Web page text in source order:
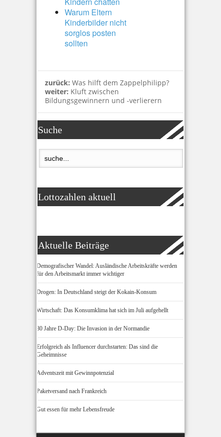
Warum Eltern
Kinderbilder nicht
sorglos posten
sollten
zurück: Was hilft dem Zappelphilipp?
weiter: Kluft zwischen
Bildungsgewinnern und -verlierern
Suche
Lottozahlen aktuell
Aktuelle Beiträge
Demografischer Wandel: Ausländische Arbeitskräfte werden
für den Arbeitsmarkt immer wichtiger
Drogen: In Deutschland steigt der Kokain-Konsum
Wirtschaft: Das Konsumklima hat sich im Juli aufgehellt
80 Jahre D-Day: Die Invasion in der Normandie
Erfolgreich als Influencer durchstarten: Das sind die
Geheimnisse
Adventszeit mit Gewinnpotenzial
Paketversand nach Frankreich
Gut essen für mehr Lebensfreude